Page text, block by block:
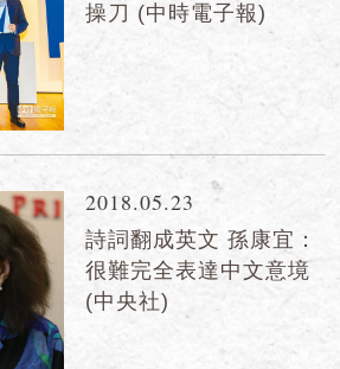
操刀 (中時電子報)
2018.05.23
詩詞翻成英文 孫康宜：
很難完全表達中文意境
(中央社)